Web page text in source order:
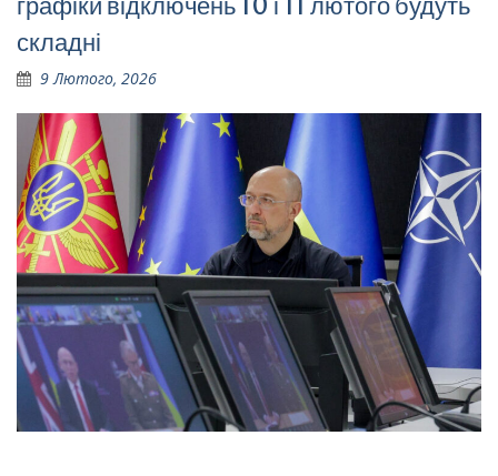
складні
9 Лютого, 2026